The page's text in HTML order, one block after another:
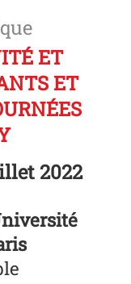
ET
ET
2022